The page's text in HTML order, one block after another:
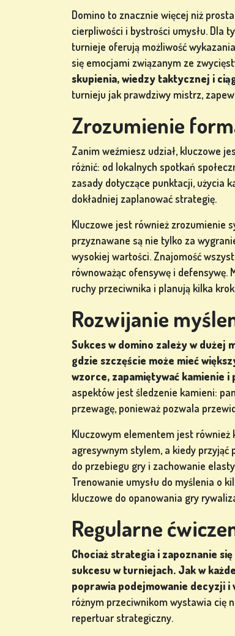
PLANSZOWE
AUTOMATÓW
ZAREJESTRUJ
Domino to znacznie więcej niż
cierpliwości i bystrości umysłu. Dla
turnieje oferują możliwość
się emocjami związanym ze
skupienia, wiedzy taktycznej i
turnieju jak prawdziwy mistrz,
Zrozumienie
Zanim weźmiesz udział, kluczowe
różnić: od lokalnych spotkań
zasady dotyczące punktacji, użycia
dokładniej zaplanować strategię.
Kluczowe jest również zrozumienie
przyznawane są nie tylko za
wysokiej wartości. Znajomość
równoważąc ofensywę i defensywę.
ruchy przeciwnika i planują kilka
Rozwijanie
Sukces w domino zależy w
gdzie szczęście może mieć
wzorce, zapamiętywać kamienie
aspektów jest śledzenie kamieni:
przewagę, ponieważ pozwala
Kluczowym elementem jest również
agresywnym stylem, a kiedy przyjąć
do przebiegu gry i zachowanie
Trenowanie umysłu do myślenia o
kluczowe do opanowania gry
Regularne
Chociaż strategia i zapoznanie
sukcesu w turniejach. Jak w
poprawia podejmowanie decyzji i
różnym przeciwnikom wystawia cię
repertuar strategiczny.